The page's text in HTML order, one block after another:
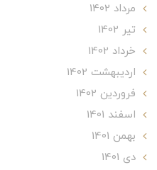
مرداد 1402
تير 1402
خرداد 1402
ارديبهشت 1402
فروردین 1402
اسفند 1401
بهمن 1401
دی 1401